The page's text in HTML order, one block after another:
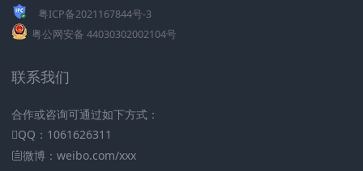
粤ICP备2021167844号-3
粤公网安备 44030302002104号
联系我们
合作或咨询可通过如下方式：
QQ：1061626311
微博：weibo.com/xxx